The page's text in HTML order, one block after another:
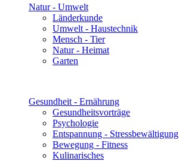
Natur - Umwelt
Länderkunde
Umwelt - Haustechnik
Mensch - Tier
Natur - Heimat
Garten
Gesundheit - Ernährung
Gesundheitsvorträge
Psychologie
Entspannung - Stressbewältigung
Bewegung - Fitness
Kulinarisches